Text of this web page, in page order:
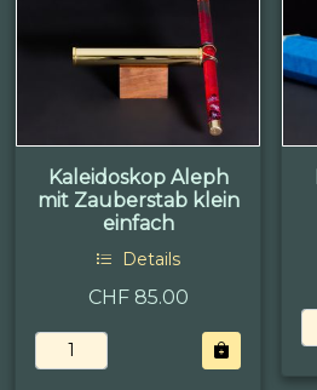
Kaleidoskop Aleph
mit Zauberstab klein
einfach
Details
CHF 85.00